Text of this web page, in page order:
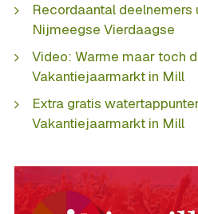
Recordaantal deelnemers
Nijmeegse Vierdaagse
Video: Warme maar toch
Vakantiejaarmarkt in Mill
Extra gratis
Vakantiejaarmarkt in Mill